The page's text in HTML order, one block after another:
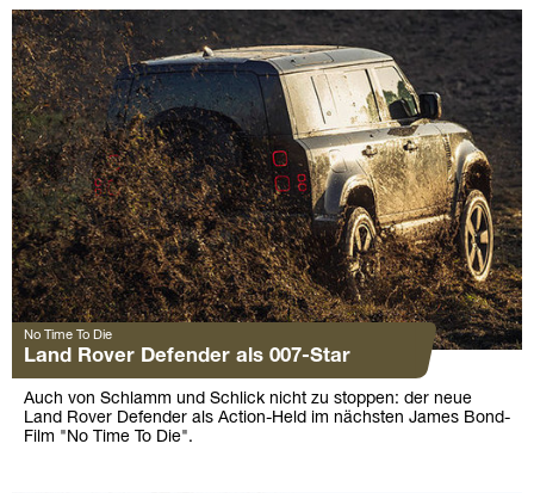
No Time To Die
Land Rover Defender als 007-Star
Auch von Schlamm und Schlick nicht zu stoppen: der neue
Land Rover Defender als Action-Held im nächsten James Bond-
Film "No Time To Die".